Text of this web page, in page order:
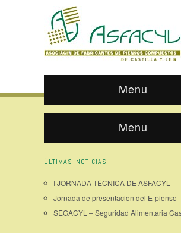
Menu
Menu
ÚLTIMAS NOTICIAS
I JORNADA TÉCNICA DE ASFACYL
Jornada de presentacion del E-pienso
SEGACYL – Seguridad Alimentaria